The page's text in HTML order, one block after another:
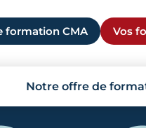
formation CMA Vos
Notre offre de